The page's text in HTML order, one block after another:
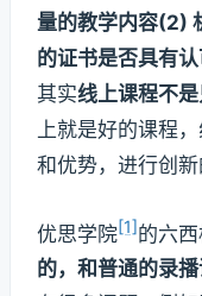
量的教学内容(2)
的证书是否具有
其实线上课程不
上就是好的课程
和优势，进行创新
优思学院[1]的六
的，和普通的录